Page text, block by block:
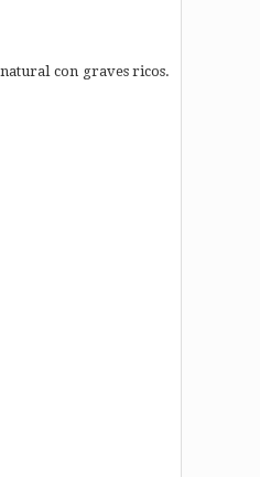
con graves ricos.